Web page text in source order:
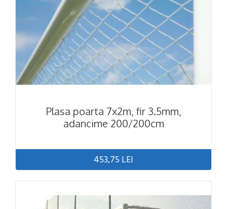
Plasa poarta 7x2m, fir 3.5mm,
adancime 200/200cm
453,75 LEI